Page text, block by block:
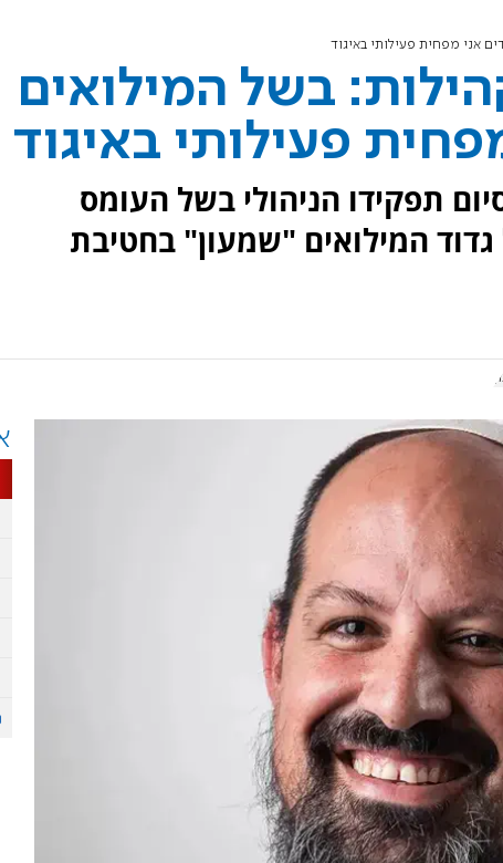
אני מפחית פעילותי באיגוד
בשל המילואים
פעילותי באיגוד
תפקידו הניהולי בשל העומס
המילואים "שמעון" בחטיבת